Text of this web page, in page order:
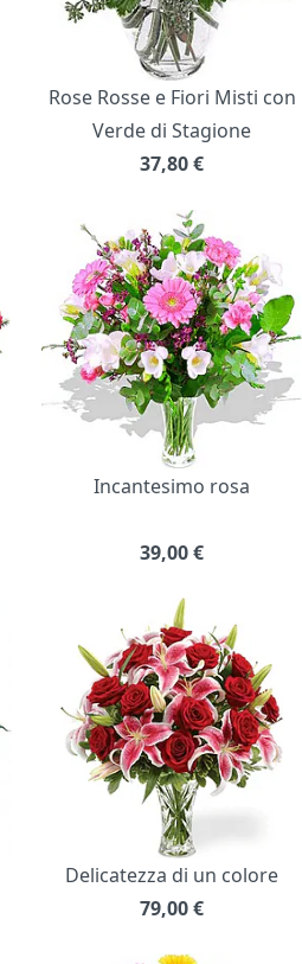
Rose Rosse e Fiori Misti con
Verde di Stagione
37,80€
Incantesimo rosa
39,00€
Delicatezza di un colore
79,00€